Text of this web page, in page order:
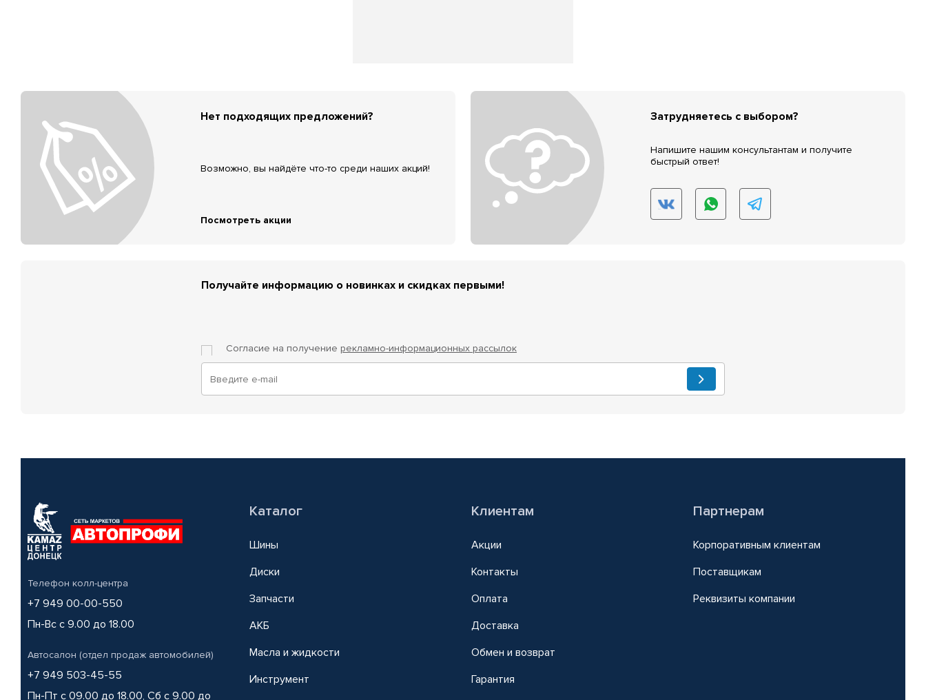
Нет подходящих предложений?
Возможно, вы найдёте что-то среди наших акций!
Посмотреть акции
Затрудняетесь с выбором?
Напишите нашим консультантам и получите
быстрый ответ!
Получайте информацию о новинках и скидках первыми!
Согласие на получение рекламно-информационных рассылок
Телефон колл-центра
+7 949 00-00-550
Пн-Вс с 9.00 до 18.00
Автосалон (отдел продаж автомобилей)
+7 949 503-45-55
Пн-Пт с 09.00 до 18.00, Сб с 9.00 до
Каталог
Шины
Диски
Запчасти
АКБ
Масла и жидкости
Инструмент
Клиентам
Акции
Контакты
Оплата
Доставка
Обмен и возврат
Гарантия
Партнерам
Корпоративным клиентам
Поставщикам
Реквизиты компании